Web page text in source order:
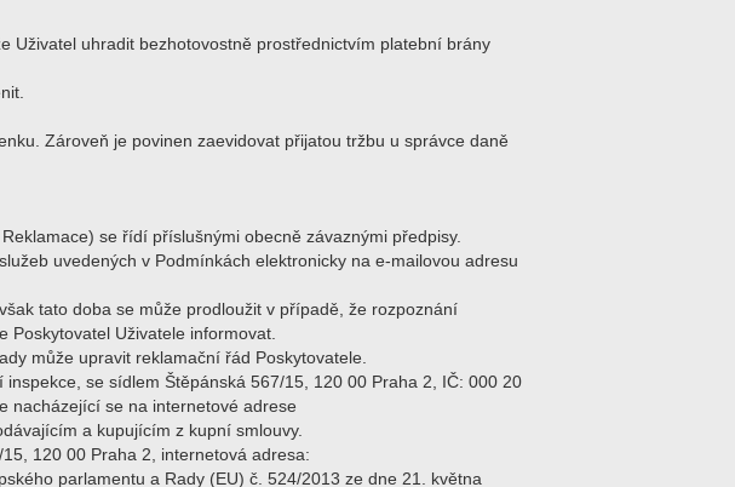
Uživatel uhradit bezhotovostně prostřednictvím platební brány
Zároveň je povinen zaevidovat přijatou tržbu u správce daně
se řídí příslušnými obecně závaznými předpisy.
uvedených v Podmínkách elektronicky na e-mailovou adresu
tato doba se může prodloužit v případě, že rozpoznání
Uživatele informovat.
může upravit reklamační řád Poskytovatele.
se sídlem Štěpánská 567/15, 120 00 Praha 2, IČ: 000 20
nacházející se na internetové adrese
a kupujícím z kupní smlouvy.
120 00 Praha 2, internetová adresa:
parlamentu a Rady (EU) č. 524/2013 ze dne 21. května